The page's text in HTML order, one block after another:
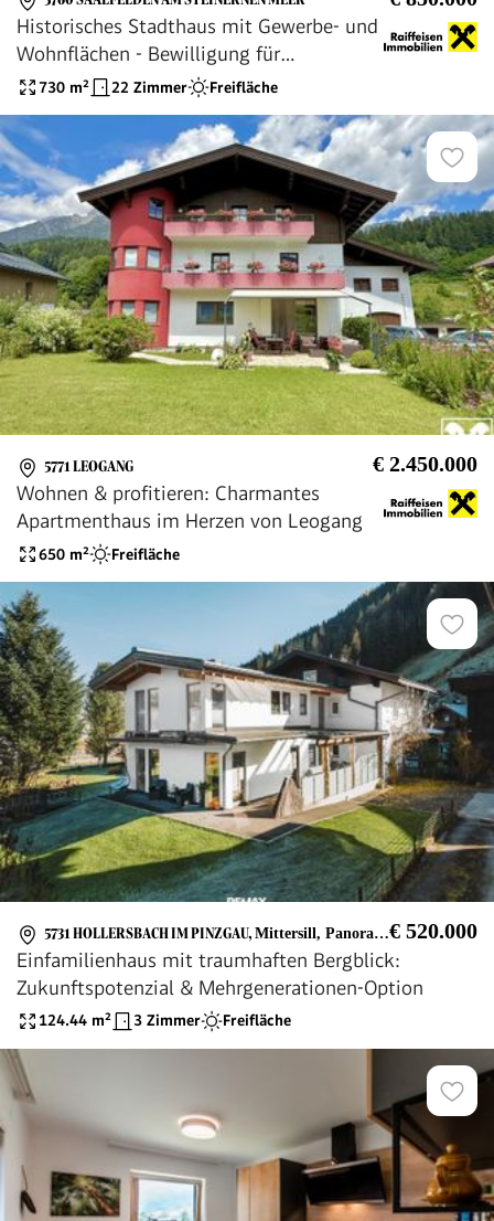
Historisches Stadthaus mit Gewerbe- und
Wohnflächen - Bewilligung für
Beherbergungsbetrieb liegt vor!!
730 m² 22 Zimmer Freifläche
5771 LEOGANG € 2.450.000
Wohnen & profitieren: Charmantes
Apartmenthaus im Herzen von Leogang
650 m² Freifläche
5731 HOLLERSBACH IM PINZGAU, Mittersill, Panoramabahn Kitzbühler Alpen € 520.000
Einfamilienhaus mit traumhaften Bergblick:
Zukunftspotenzial & Mehrgenerationen-Option
124.44 m² 3 Zimmer Freifläche